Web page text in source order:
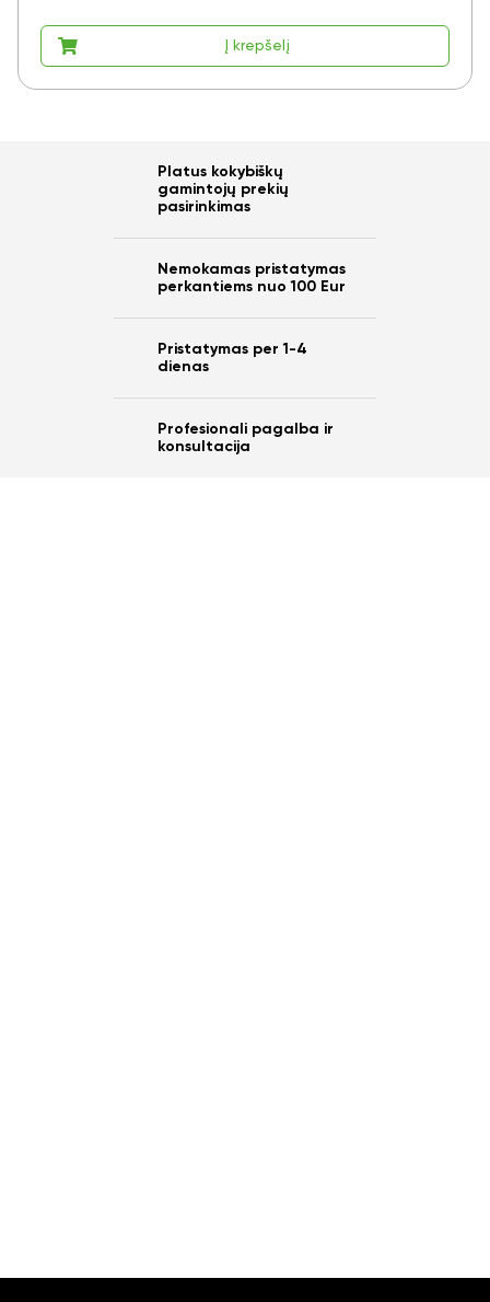
Į krepšelį
Platus kokybiškų
gamintojų prekių
pasirinkimas
Nemokamas pristatymas
perkantiems nuo 100 Eur
Pristatymas per 1-4
dienas
Profesionali pagalba ir
konsultacija